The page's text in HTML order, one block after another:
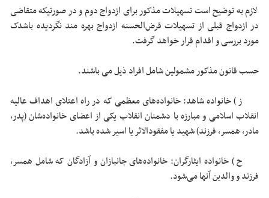
لازم به توضیح است تسهیلات مذکور برای ازدواج دوم و در صورتیکه متقاضی
در ازدواج قبلی از تسهیلات قرض‌الحسنه ازدواج بهره مند نگردیده باشدک
مورد بررسی و اقدام قرار خواهد گرفت.
حسب قانون مذکور مشمولین شامل افراد ذیل می باشند.
ز ) خانواده شاهد: خانواده‌های معظمی که در راه اعتلای اهداف عالیه
انقلاب اسلامی و مبارزه با دشمنان انقلاب یکی از اعضای خانواده‌شان (پدر،
مادر، همسر، فرزند) شهید یا مفقودالاثر یا اسیر شده باشد.
ح ) خانواده ایثارگران: خانواده‌های جانبازان و آزادگان که شامل همسر،
فرزند و والدین آنها می‌شود.